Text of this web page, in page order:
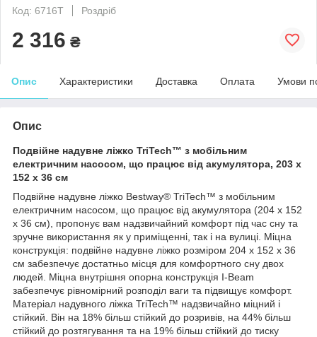
Код: 6716T
Роздріб
2 316 ₴
Опис Характеристики Доставка Оплата Умови
Опис
Подвійне надувне ліжко TriTech™ з мобільним
електричним насосом, що працює від акумулятора, 203 x
152 x 36 см
Подвійне надувне ліжко Bestway® TriTech™ з мобільним
електричним насосом, що працює від акумулятора (204 x 152
x 36 см), пропонує вам надзвичайний комфорт під час сну та
зручне використання як у приміщенні, так і на вулиці. Міцна
конструкція: подвійне надувне ліжко розміром 204 x 152 x 36
см забезпечує достатньо місця для комфортного сну двох
людей. Міцна внутрішня опорна конструкція I-Beam
забезпечує рівномірний розподіл ваги та підвищує комфорт.
Матеріал надувного ліжка TriTech™ надзвичайно міцний і
стійкий. Він на 18% більш стійкий до розривів, на 44% більш
стійкий до розтягування та на 19% більш стійкий до тиску